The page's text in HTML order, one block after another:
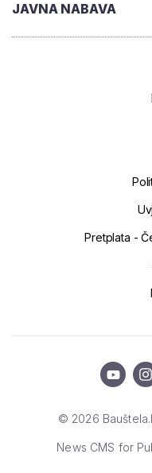
JAVNA NABAVA
Pretplata -
© 2026
News CMS for